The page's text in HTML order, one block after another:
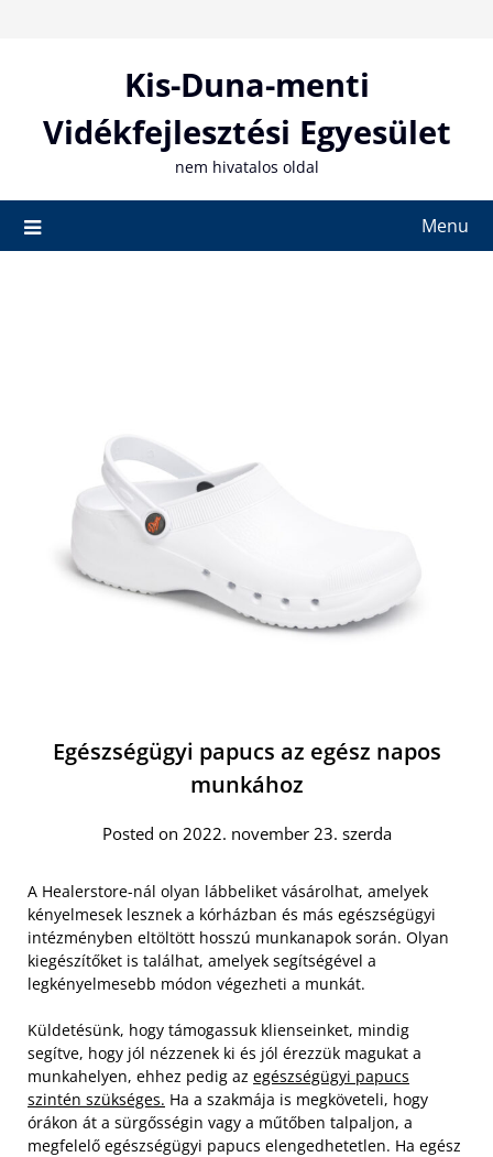
Kis-Duna-menti
Vidékfejlesztési Egyesület
nem hivatalos oldal
Menu
Egészségügyi papucs az egész napos
munkához
Posted on 2022. november 23. szerda
A Healerstore-nál olyan lábbeliket vásárolhat, amelyek
kényelmesek lesznek a kórházban és más egészségügyi
intézményben eltöltött hosszú munkanapok során. Olyan
kiegészítőket is találhat, amelyek segítségével a
legkényelmesebb módon végezheti a munkát.
Küldetésünk, hogy támogassuk klienseinket, mindig
segítve, hogy jól nézzenek ki és jól érezzük magukat a
munkahelyen, ehhez pedig az egészségügyi papucs
szintén szükséges. Ha a szakmája is megköveteli, hogy
órákon át a sürgősségin vagy a műtőben talpaljon, a
megfelelő egészségügyi papucs elengedhetetlen. Ha egész